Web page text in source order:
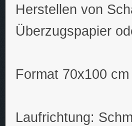
Herstellen von
Überzugspapier
Format 70x100 cm
Laufrichtung: